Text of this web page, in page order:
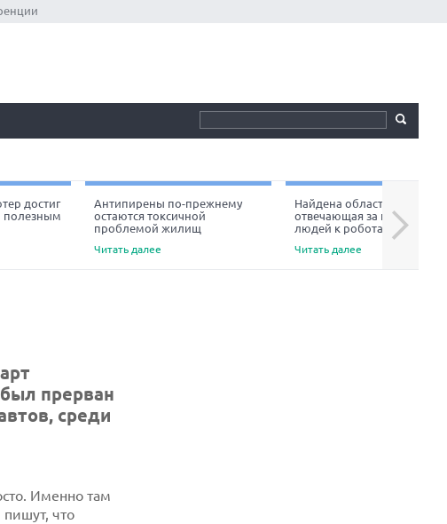
достиг
полезным
Антипирены по-прежнему
остаются токсичной
проблемой жилищ
Читать далее
Найдена область мозга,
отвечающая за неприязнь
людей к роботам
Читать далее
Next
прерван
среди
Именно там
пишут, что